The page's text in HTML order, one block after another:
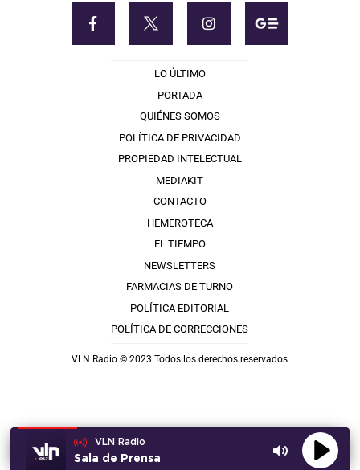
VLN Radio
Sala de Prensa
LO ÚLTIMO
PORTADA
QUIÉNES SOMOS
POLÍTICA DE PRIVACIDAD
PROPIEDAD INTELECTUAL
MEDIAKIT
CONTACTO
HEMEROTECA
EL TIEMPO
NEWSLETTERS
FARMACIAS DE TURNO
POLÍTICA EDITORIAL
POLÍTICA DE CORRECCIONES
VLN Radio © 2023 Todos los derechos reservados